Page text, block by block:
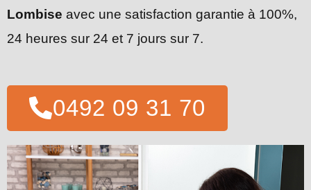
Lombise avec une satisfaction garantie à 100%,
24 heures sur 24 et 7 jours sur 7.
0492 09 31 70